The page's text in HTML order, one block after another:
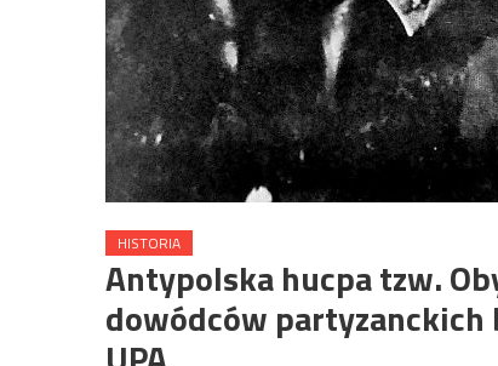
HISTORIA
Antypolska hucpa tzw.
dowódców